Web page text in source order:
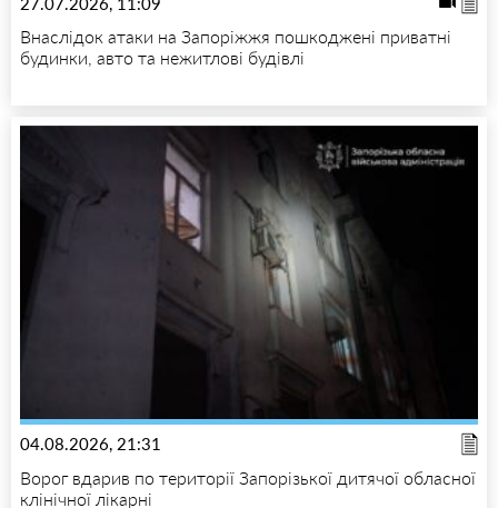
Внаслідок атаки на Запоріжжя пошкоджені приватні
будинки, авто та нежитлові будівлі
04.08.2026, 21:31
Ворог вдарив по території Запорізької дитячої обласної
клінічної лікарні